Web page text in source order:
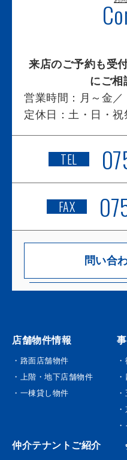
来店のご予約も受
にご相
営業時間：
月～金
定休日： 土・日・祝
TEL
FAX
問い合
店舗物件情報
・路面店舗物件
・上階・地下店舗物件
・一棟貸し物件
仲介テナントご紹介